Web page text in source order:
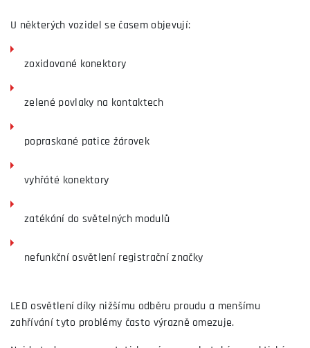
U některých vozidel se časem objevují:
zoxidované konektory
zelené povlaky na kontaktech
popraskané patice žárovek
vyhřáté konektory
zatékání do světelných modulů
nefunkční osvětlení registrační značky
LED osvětlení díky nižšímu odběru proudu a menšímu
zahřívání tyto problémy často výrazně omezuje.